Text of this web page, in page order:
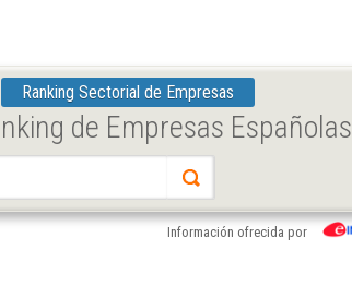
Ranking Sectorial de Empresas
de Empresas Españolas
Información ofrecida por